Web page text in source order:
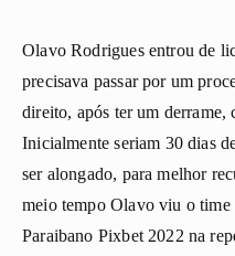
Olavo Rodrigues entrou de
precisava passar por um
direito, após ter um derrame,
Inicialmente seriam 30 dias
ser alongado, para melhor
meio tempo Olavo viu o
Paraibano Pixbet 2022 na